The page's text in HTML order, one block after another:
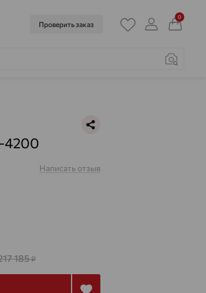
Проверить заказ
0
4200
Написать отзыв
185₽